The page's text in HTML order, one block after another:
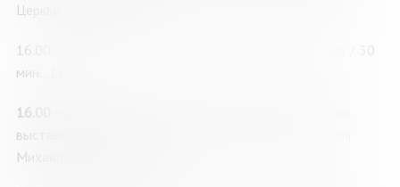
Церкви / 50 мин., 12+
16.00 – 16.30 Фильм «Памятник», реж. Андрей Сычёв / 30
мин., 12+
16.00
выставке, посвящённой творчеству русского писателя
Михаила Булгакова, 12+